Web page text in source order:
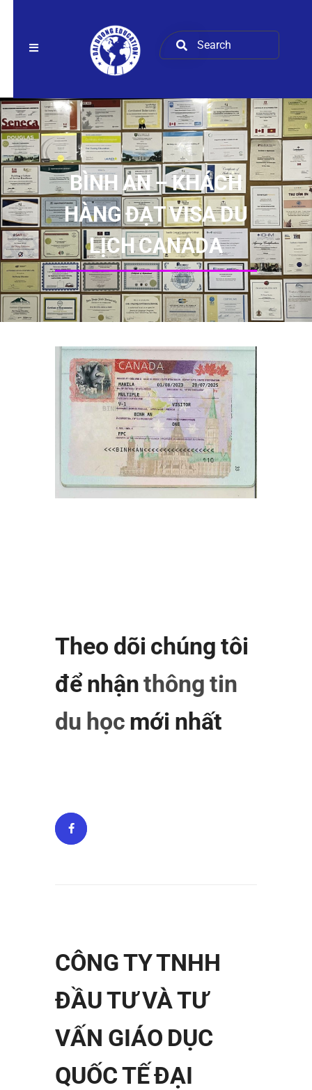
BÌNH AN – KHÁCH
HÀNG ĐẠT VISA DU
LỊCH CANADA
Theo dõi chúng tôi
để nhậnthông tin
du học mới nhất
CÔNG TY TNHH
ĐẦU TƯ VÀ TƯ
VẤN GIÁO DỤC
QUỐC TẾ ĐẠI